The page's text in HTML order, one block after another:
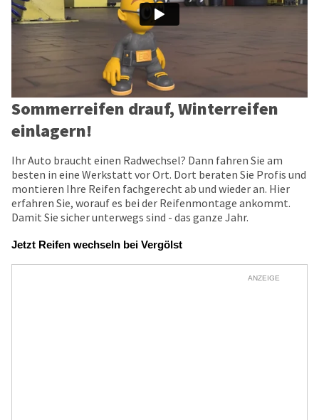
Sommerreifen drauf, Winterreifen
einlagern!
Ihr Auto braucht einen Radwechsel? Dann fahren Sie am
besten in eine Werkstatt vor Ort. Dort beraten Sie Profis und
montieren Ihre Reifen fachgerecht ab und wieder an. Hier
erfahren Sie, worauf es bei der Reifenmontage ankommt.
Damit Sie sicher unterwegs sind - das ganze Jahr.
Jetzt Reifen wechseln bei Vergölst
ANZEIGE